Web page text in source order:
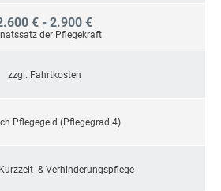
€ - 2.900 €
der Pflegekraft
zzgl. Fahrtkosten
Pflegegeld (Pflegegrad 4)
& Verhinderungspflege